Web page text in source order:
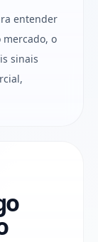
entender
o
sinais